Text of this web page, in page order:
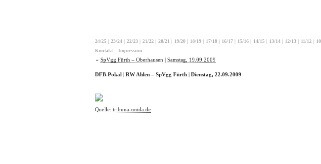
24/25 | 23/24 | 22/23 | 21/22 | 20/21 | 19/20 | 18/19 | 17/18 | 16/17 | 15/16 | 14/15 | 13/14 | 12/13 | 11/12 |
Kontakt – Impressum
« SpVgg Fürth – Oberhausen | Samstag, 19.09.2009
DFB-Pokal | RW Ahlen – SpVgg Fürth | Dienstag, 22.09.2009
Quelle: tribuna-unida.de